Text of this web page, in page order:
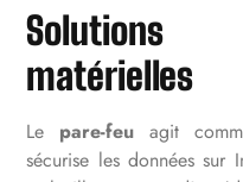
Solutions
matérielles
Le pare-feu agit
sécurise les données sur